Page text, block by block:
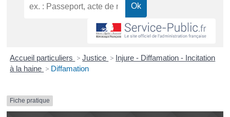
Accueil particuliers > Justice > Injure - Diffamation - Incitation
à la haine > Diffamation
Fiche pratique